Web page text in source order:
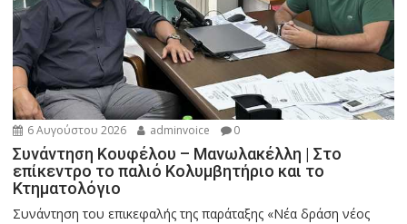
6 Αυγούστου 2026 adminvoice 0
Συνάντηση Κουφέλου – Μανωλακέλλη | Στο
επίκεντρο το παλιό Κολυμβητήριο και το
Κτηματολόγιο
Συνάντηση του επικεφαλής της παράταξης «Νέα δράση νέος